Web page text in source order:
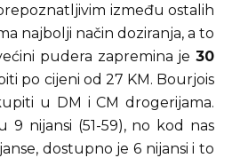
između ostalih
najbolji način doziranja, a to
pudera zapremina je 30
po cijeni od 27 KM. Bourjois
u DM i CM drogerijama.
nijansi (51-59), no kod nas
dostupno je 6 nijansi i to